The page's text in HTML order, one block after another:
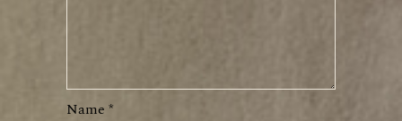
Name *